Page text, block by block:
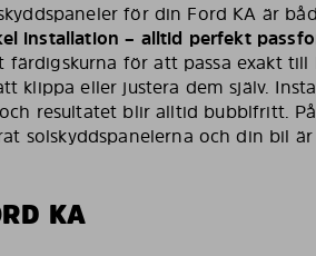
för din Ford KA är
installation – alltid perfekt
färdigskurna för att passa exakt till
klippa eller justera dem själv.
resultatet blir alltid bubblfritt.
solskyddspanelerna och din bil
KA